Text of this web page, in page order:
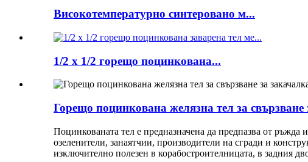
Високотемпературно синтеровано м...
1/2 x 1/2 горещо поцинкована...
Горещо поцинкована желязна тел за
Поцинкованата тел е предназначена да предпазва от
озеленители, занаятчии, производители на сгради и
изключително полезен в корабостроителницата, в задния